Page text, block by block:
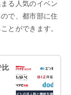
る人気のイベン
で、都市部に住
とができます。
比